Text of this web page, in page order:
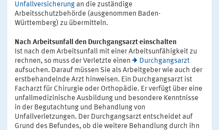
Unfallversicherung an die zuständige
Arbeitsschutzbehörde (ausgenommen Baden-
Württemberg) zu übermitteln.
Nach Arbeitsunfall den Durchgangsarzt einschalten
Ist nach dem Arbeitsunfall mit einer Arbeitsunfähigkeit zu
rechnen, so muss der Verletzte einen
Durchgangsarzt
aufsuchen. Darauf müssen Sie als Arbeitgeber wie auch der
erstbehandelnde Arzt hinweisen. Ein Durchgangsarzt ist
Facharzt für Chirurgie oder Orthopädie. Er verfügt über eine
unfallmedizinische Ausbildung und besondere Kenntnisse
in der Begutachtung und Behandlung von
Unfallverletzungen. Der Durchgangsarzt entscheidet auf
Grund des Befundes, ob die weitere Behandlung durch ihn